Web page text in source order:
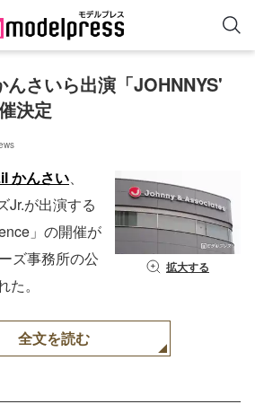
さいら出演「JOHNNYS'
決定
拡大する
かんさい、
Jr.が出演する
」の開催が
ズ事務所の公
。
全文を読む